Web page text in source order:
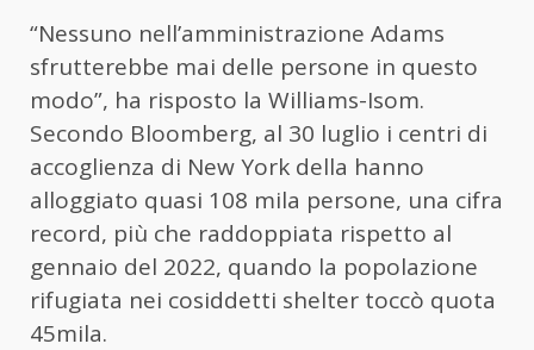
“Nessuno nell’amministrazione Adams
sfrutterebbe mai delle persone in questo
modo”, ha risposto la Williams-Isom.
Secondo Bloomberg, al 30 luglio i centri di
accoglienza di New York della hanno
alloggiato quasi 108 mila persone, una cifra
record, più che raddoppiata rispetto al
gennaio del 2022, quando la popolazione
rifugiata nei cosiddetti shelter toccò quota
45mila.